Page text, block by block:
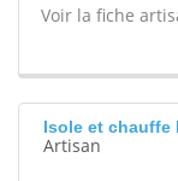
Voir la fiche
Isole et chauffe
Artisan